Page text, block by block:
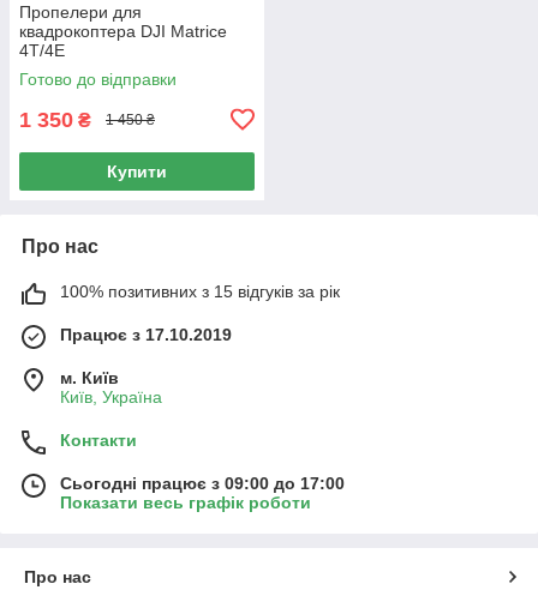
Пропелери для
квадрокоптера DJI Matrice
4T/4E
Готово до відправки
1 350 ₴ 1 450 ₴
Купити
Про нас
100% позитивних з 15 відгуків за рік
Працює з 17.10.2019
м. Київ
Київ, Україна
Контакти
Сьогодні працює з 09:00 до 17:00
Показати весь графік роботи
Про нас